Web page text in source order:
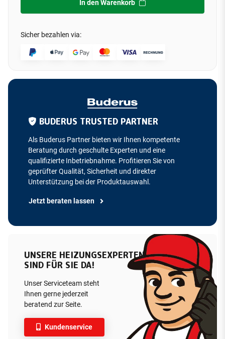
In den Warenkorb
Sicher bezahlen via:
BUDERUS TRUSTED PARTNER
Als Buderus Partner bieten wir Ihnen kompetente
Beratung durch geschulte Experten und eine
qualifizierte Inbetriebnahme. Profitieren Sie von
geprüfter Qualität, Sicherheit und direkter
Unterstützung bei der Produktauswahl.
Jetzt beraten lassen
UNSERE HEIZUNGSEXPERTEN
SIND FÜR SIE DA!
Unser Serviceteam steht
Ihnen gerne jederzeit
beratend zur Seite.
Kundenservice